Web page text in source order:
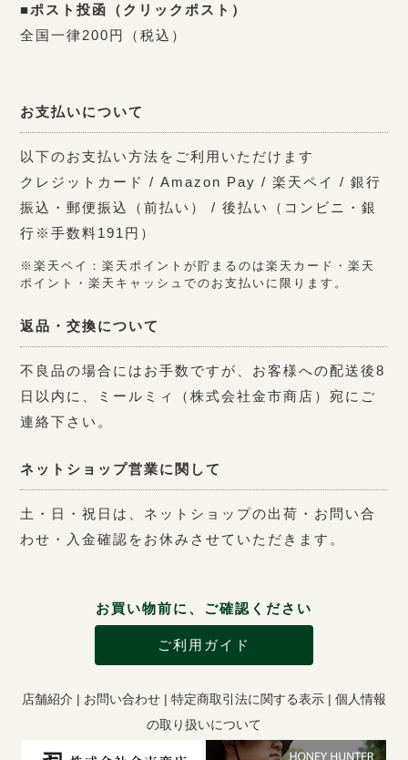
■ポスト投函（クリックポスト）
全国一律200円（税込）
お支払いについて
以下のお支払い方法をご利用いただけます
クレジットカード / Amazon Pay / 楽天ペイ / 銀行
振込・郵便振込（前払い） / 後払い（コンビニ・銀
行※手数料191円）
※楽天ペイ：楽天ポイントが貯まるのは楽天カード・楽天
ポイント・楽天キャッシュでのお支払いに限ります。
返品・交換について
不良品の場合にはお手数ですが、お客様への配送後8
日以内に、ミールミィ（株式会社金市商店）宛にご
連絡下さい。
ネットショップ営業に関して
土・日・祝日は、ネットショップの出荷・お問い合
わせ・入金確認をお休みさせていただきます。
お買い物前に、ご確認ください
ご利用ガイド
店舗紹介 お問い合わせ 特定商取引法に関する表示
個人情報
の取り扱いについて